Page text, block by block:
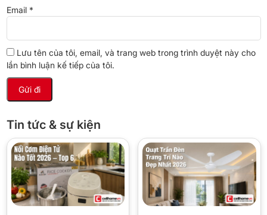
không chỉ giữ cho khu vực xung quanh luôn sạch sẽ mà còn tăng
trình nấu.
Với thiết kế tinh tế, thao tác sử dụng đơn giản cùng nhiều tính
năng hữu ích, giữ ấm lâu, dễ dàng di chuyển và an toàn khi sử
dụng, nồi cơm điện Cuckoo mini CR-0255MW chính là lựa chọn lý
tưởng cho những ai yêu thích sự gọn gàng nhưng vẫn đảm bảo
hay cần một chiếc nồi cơm phụ cho gia đình, Cuckoo luôn đáp
ứng trọn vẹn nhu cầu.
Hình ảnh thực tế
Email *
Lưu tên của tôi, email, và trang web trong trình duyệt này cho
lần bình luận kế tiếp của tôi.
Tin tức & sự kiện